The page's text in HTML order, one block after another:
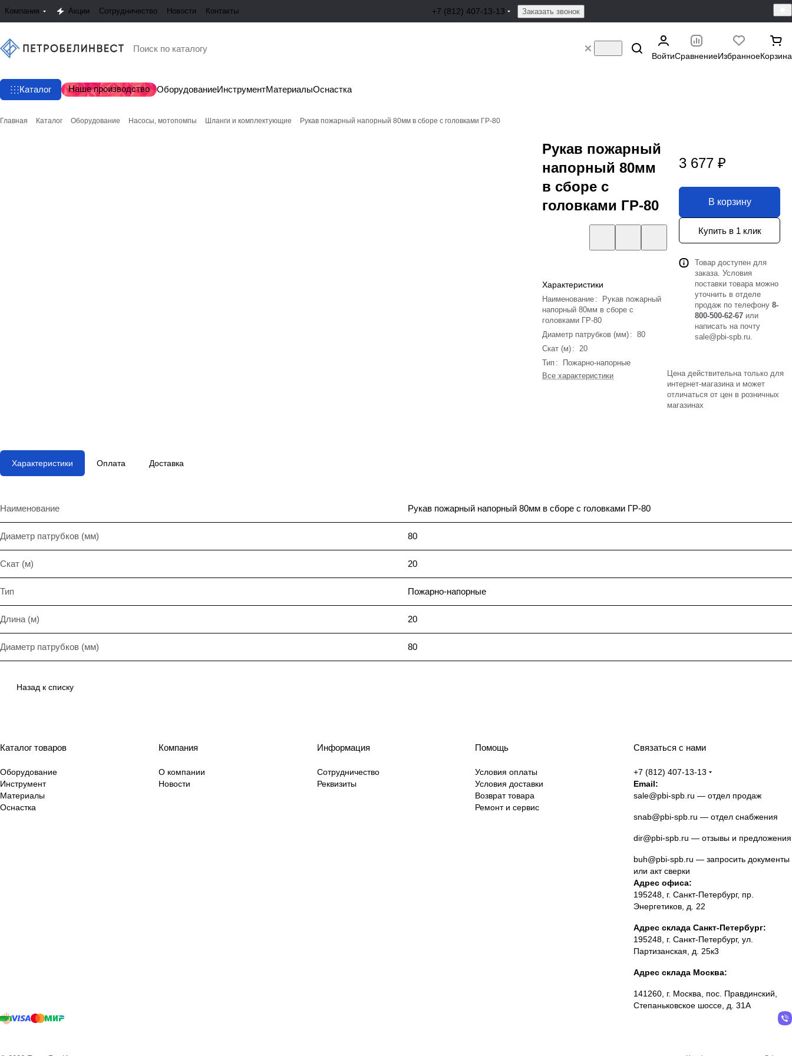
Компания Акции Сотрудничество Новости Контакты +7 (812) 407-13-13 Заказать звонок
ВойтиСравнениеИзбранноеКорзина
Каталог Наше производство ОборудованиеИнструментМатериалыОснастка
Главная Каталог Оборудование Насосы, мотопомпы Шланги и комплектующие Рукав пожарный напорный 80мм в сборе с головками ГР-80
Рукав пожарный
напорный 80мм
в сборе с
головками ГР-80
Характеристики
Наименование :
Рукав пожарный
напорный 80мм в сборе с
головками ГР-80
Диаметр патрубков (мм) : 80
Скат (м) : 20
Тип :
Пожарно-напорные
Все характеристики
3 677 ₽
В корзину
Купить в 1 клик
Товар доступен для
заказа. Условия
поставки товара можно
уточнить в отделе
продаж по телефону 8-
800-500-62-67 или
написать на почту
sale@pbi-spb.ru.
Цена действительна только для
интернет-магазина и может
отличаться от цен в розничных
магазинах
Характеристики Оплата Доставка
Наименование Рукав пожарный напорный 80мм в сборе с головками ГР-80
Диаметр патрубков (мм) 80
Скат (м) 20
Тип Пожарно-напорные
Длина (м) 20
Диаметр патрубков (мм) 80
Назад к списку
Каталог товаров
Оборудование
Инструмент
Материалы
Оснастка
Компания
О компании
Новости
Информация
Сотрудничество
Реквизиты
Помощь
Условия оплаты
Условия доставки
Возврат товара
Ремонт и сервис
Связаться с нами
+7 (812) 407-13-13
Email:
sale@pbi-spb.ru — отдел продаж
snab@pbi-spb.ru — отдел снабжения
dir@pbi-spb.ru — отзывы и предложения
buh@pbi-spb.ru — запросить документы
или акт сверки
Адрес офиса:
195248, г. Санкт-Петербург, пр.
Энергетиков, д. 22
Адрес склада Санкт-Петербург:
195248, г. Санкт-Петербург, ул.
Партизанская, д. 25к3
Адрес склада Москва:
141260, г. Москва, пос. Правдинский,
Степаньковское шоссе, д. 31А